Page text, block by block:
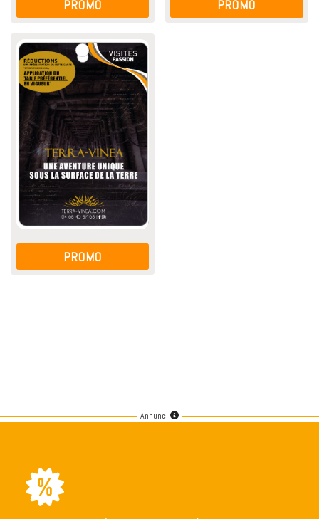
PROMO PROMO
PROMO
Annunci